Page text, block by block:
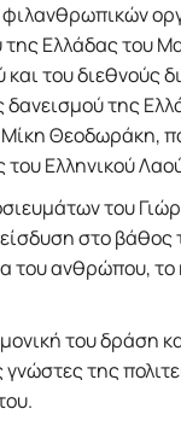
φιλανθρωπικών
Ελλάδας του
του διεθνούς
δανεισμού της
Θεοδωράκη,
Ελληνικού
του
στο
του ανθρώπου, το
του δράση
της